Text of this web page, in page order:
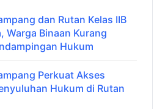
dan Rutan Kelas IIB
Warga Binaan Kurang
Hukum
Perkuat Akses
Hukum di Rutan